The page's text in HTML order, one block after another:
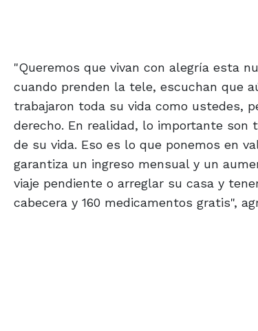
"Queremos que vivan con alegría esta
cuando prenden la tele, escuchan que
trabajaron toda su vida como ustedes,
derecho. En realidad, lo importante son
de su vida. Eso es lo que ponemos en
garantiza un ingreso mensual y un
viaje pendiente o arreglar su casa y
cabecera y 160 medicamentos gratis",